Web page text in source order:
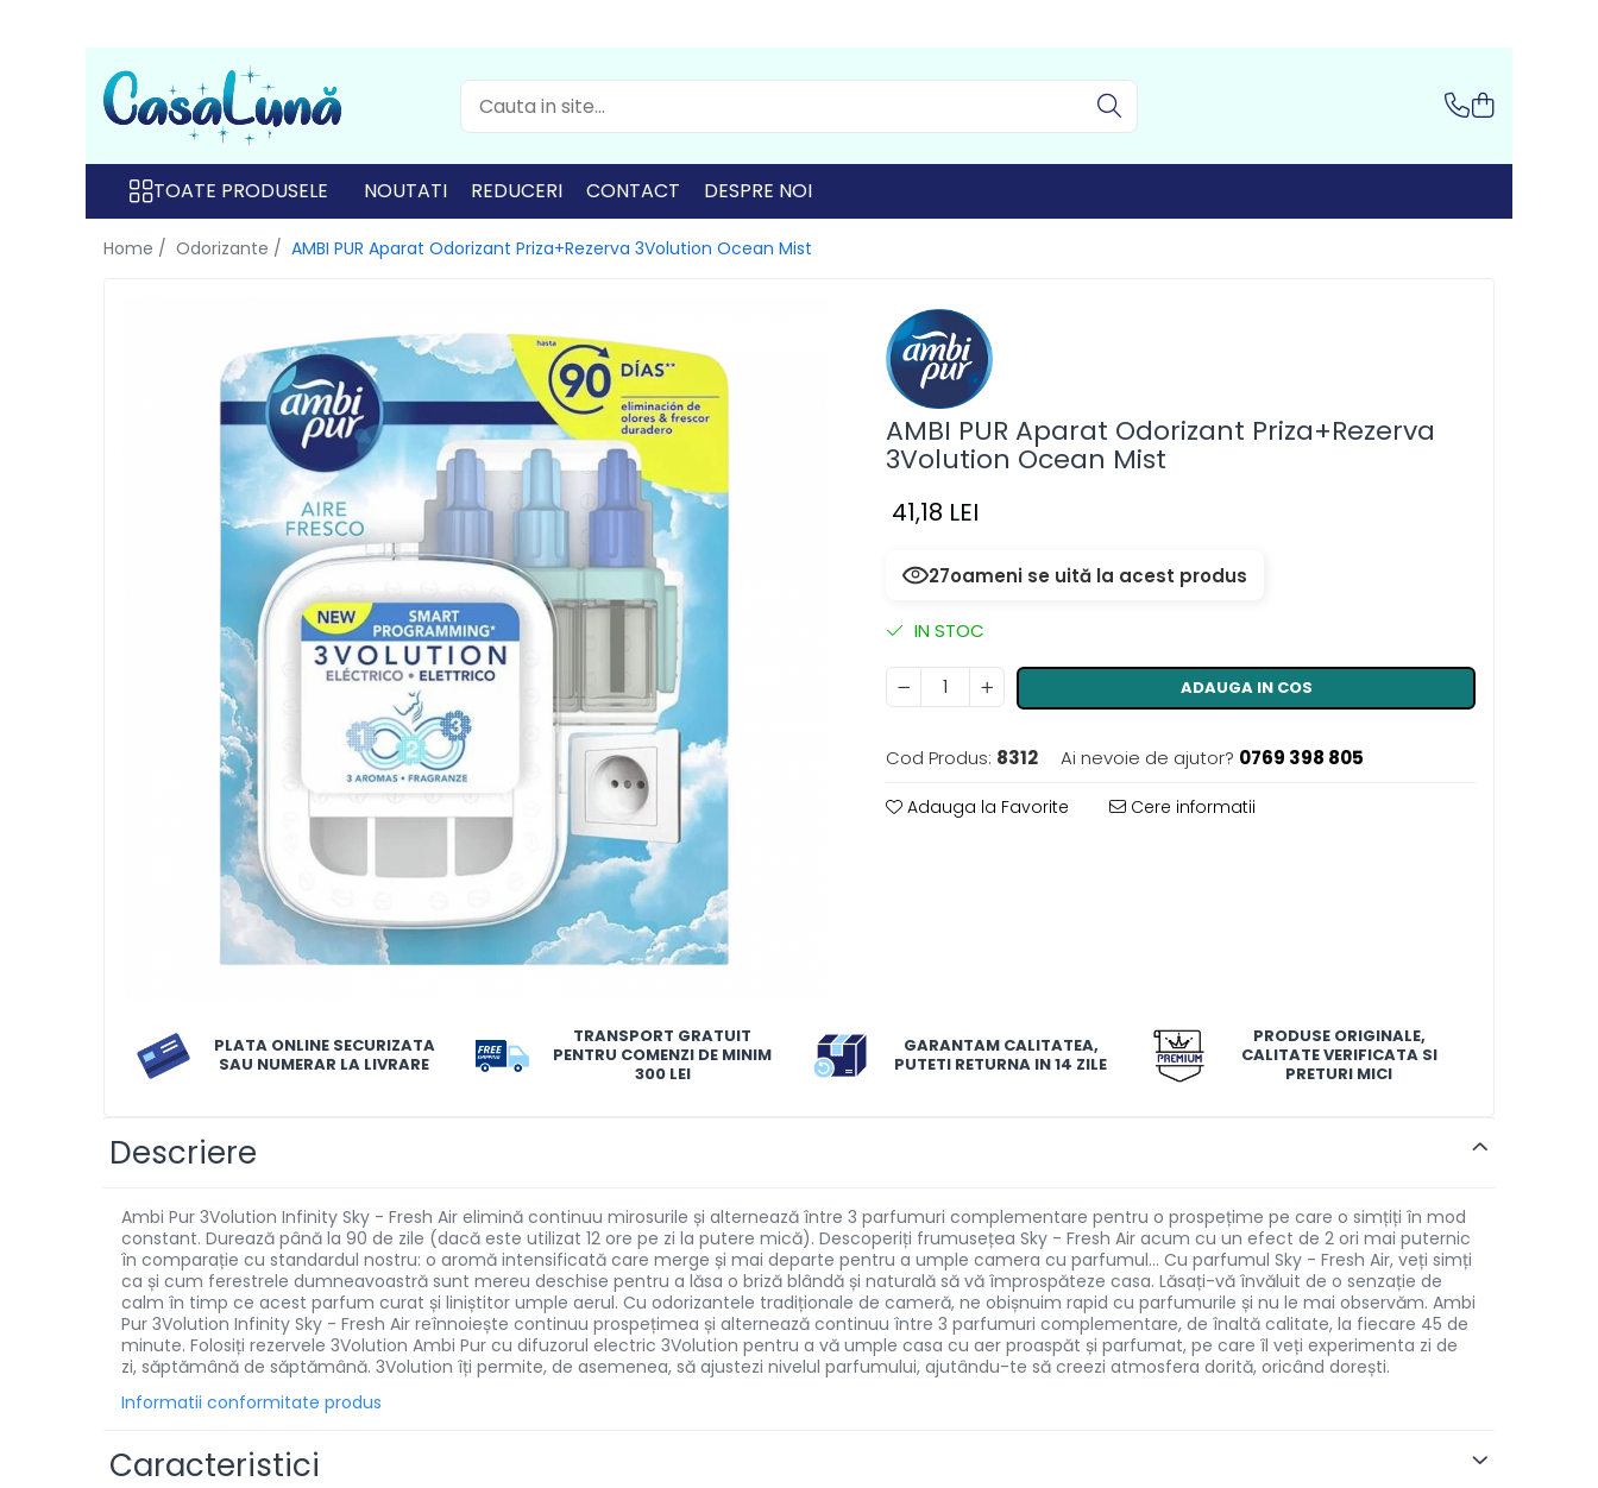
Toate Produsele
Gamma D'ORO
Gamma D'ORO
Gamma D'ORO Odorizant Cu
Betisoare 120 ml
EYFEL Odorizant Auto 10 ml
EYFEL Spray Odorizant 400 ml
LORIS Odorizant cu Betisoare
Solutie de intretinere textile
Produse Dezinfectante-
Produse de uz casnic
Produse de uz casnic
Combaterea Insectelor
Diverse produse de uz casnic
TOATE PRODUSELE NOUTATI REDUCERI CONTACT DESPRE NOI
Home / Odorizante / AMBI PUR Aparat Odorizant Priza+Rezerva 3Volution Ocean Mist
AMBI PUR Aparat Odorizant Priza+Rezerva
3Volution Ocean Mist
41,18 LEI
27oameni se uită la acest produs
IN STOC
ADAUGA IN COS
Cod Produs: 8312 Ai nevoie de ajutor? 0769 398 805
Adauga la Favorite Cere informatii
PLATA ONLINE SECURIZATA
SAU NUMERAR LA LIVRARE
TRANSPORT GRATUIT
PENTRU COMENZI DE MINIM
300 LEI
GARANTAM CALITATEA,
PUTETI RETURNA IN 14 ZILE
PRODUSE ORIGINALE,
CALITATE VERIFICATA SI
PRETURI MICI
Descriere
Ambi Pur 3Volution Infinity Sky - Fresh Air elimină continuu mirosurile și alternează între 3 parfumuri complementare pentru o prospețime pe care o simțiți în mod
constant. Durează până la 90 de zile (dacă este utilizat 12 ore pe zi la putere mică). Descoperiți frumusețea Sky - Fresh Air acum cu un efect de 2 ori mai puternic
în comparație cu standardul nostru: o aromă intensificată care merge și mai departe pentru a umple camera cu parfumul... Cu parfumul Sky - Fresh Air, veți simți
ca și cum ferestrele dumneavoastră sunt mereu deschise pentru a lăsa o briză blândă și naturală să vă împrospăteze casa. Lăsați-vă învăluit de o senzație de
calm în timp ce acest parfum curat și liniștitor umple aerul. Cu odorizantele tradiționale de cameră, ne obișnuim rapid cu parfumurile și nu le mai observăm. Ambi
Pur 3Volution Infinity Sky - Fresh Air reînnoiește continuu prospețimea și alternează continuu între 3 parfumuri complementare, de înaltă calitate, la fiecare 45 de
minute. Folosiți rezervele 3Volution Ambi Pur cu difuzorul electric 3Volution pentru a vă umple casa cu aer proaspăt și parfumat, pe care îl veți experimenta zi de
zi, săptămână de săptămână. 3Volution îți permite, de asemenea, să ajustezi nivelul parfumului, ajutându-te să creezi atmosfera dorită, oricând dorești.
Informatii conformitate produs
Caracteristici